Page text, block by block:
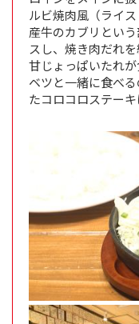
ルビ焼肉風（ライ
産牛のカブリとい
スし、焼き肉だれ
甘じょっぱいたれ
ベツと一緒に食べ
たコロコロステーキ